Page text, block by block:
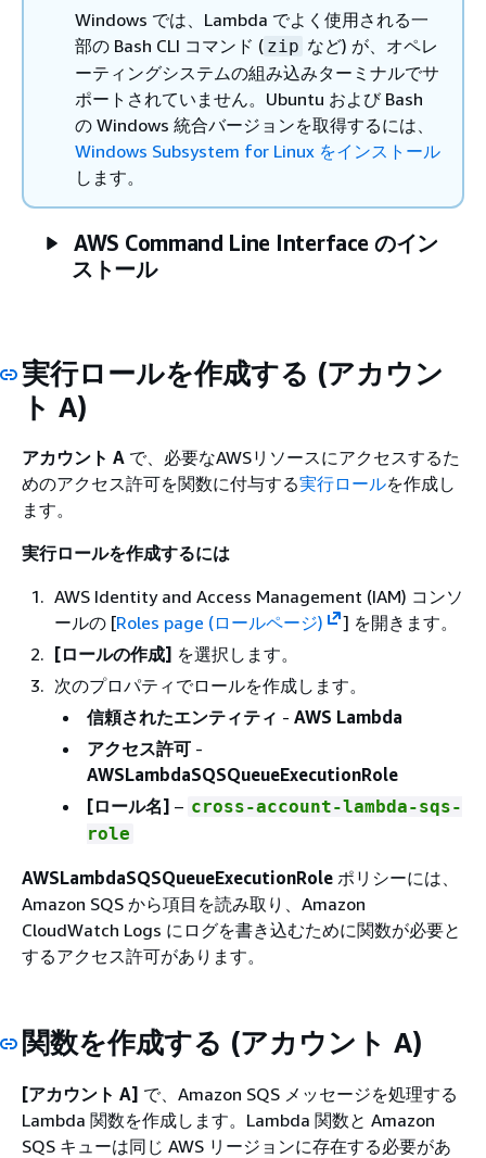
Windows では、Lambda でよく使用される一
部の Bash CLI コマンド ( zip など) が、オペレ
ーティングシステムの組み込みターミナルでサ
ポートされていません。Ubuntu および Bash
の Windows 統合バージョンを取得するには、
Windows Subsystem for Linux をインストール
します。
AWS Command Line Interface のイン
ストール
実行ロールを作成する (アカウン
ト A)
アカウント A で、必要なAWSリソースにアクセスするた
めのアクセス許可を関数に付与する実行ロールを作成し
ます。
実行ロールを作成するには
AWS Identity and Access Management (IAM) コンソ
ールの [Roles page (ロールページ)
] を開きます。
[ロールの作成] を選択します。
次のプロパティでロールを作成します。
信頼されたエンティティ - AWS Lambda
アクセス許可 -
AWSLambdaSQSQueueExecutionRole
[ロール名] – cross-account-lambda-sqs-
role
AWSLambdaSQSQueueExecutionRole ポリシーには、
Amazon SQS から項目を読み取り、Amazon
CloudWatch Logs にログを書き込むために関数が必要と
するアクセス許可があります。
関数を作成する (アカウント A)
[アカウント A] で、Amazon SQS メッセージを処理する
Lambda 関数を作成します。Lambda 関数と Amazon
SQS キューは同じ AWS リージョンに存在する必要があ